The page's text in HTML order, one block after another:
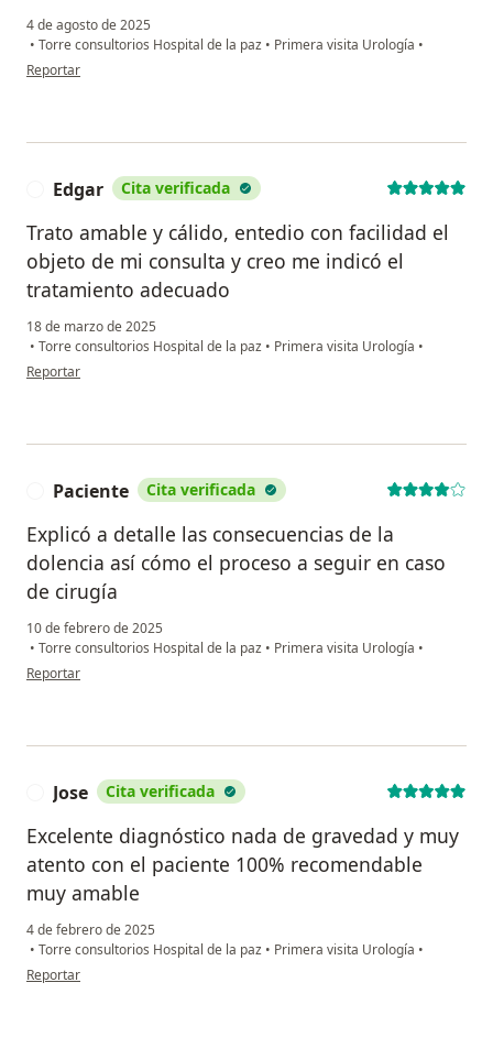
4 de agosto de 2025
• Torre consultorios Hospital de la paz • Primera visita Urología •
en opinión del usuario Oscar
Reportar
Edgar Cita verificada
Trato amable y cálido, entedio con facilidad el
objeto de mi consulta y creo me indicó el
tratamiento adecuado
18 de marzo de 2025
• Torre consultorios Hospital de la paz • Primera visita Urología •
en opinión del usuario Edgar
Reportar
Paciente Cita verificada
Explicó a detalle las consecuencias de la
dolencia así cómo el proceso a seguir en caso
de cirugía
10 de febrero de 2025
• Torre consultorios Hospital de la paz • Primera visita Urología •
en opinión del usuario Paciente
Reportar
Jose Cita verificada
Excelente diagnóstico nada de gravedad y muy
atento con el paciente 100% recomendable
muy amable
4 de febrero de 2025
• Torre consultorios Hospital de la paz • Primera visita Urología •
en opinión del usuario Jose
Reportar